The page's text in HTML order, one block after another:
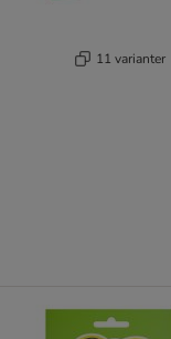
11 varianter